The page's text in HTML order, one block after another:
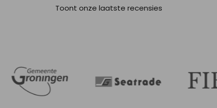
Toont onze laatste recensies